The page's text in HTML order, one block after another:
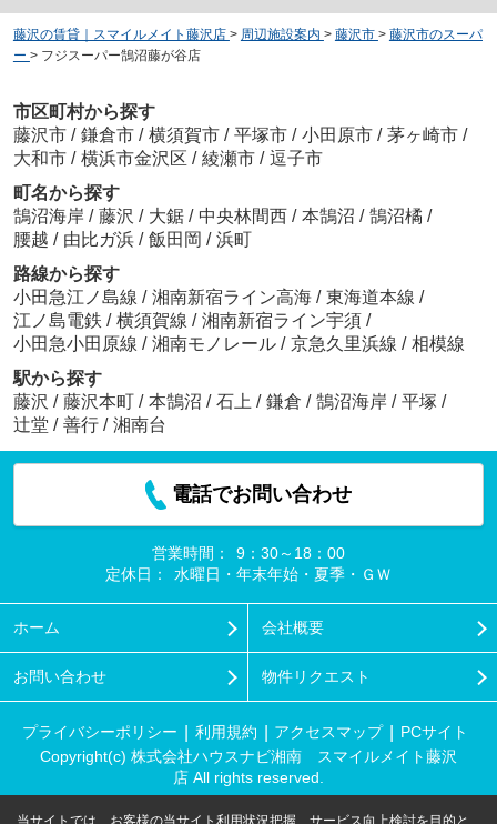
藤沢の賃貸｜スマイルメイト藤沢店 > 周辺施設案内 > 藤沢市 > 藤沢市のスーパ
ー > フジスーパー鵠沼藤が谷店
市区町村から探す
藤沢市 / 鎌倉市 / 横須賀市 / 平塚市 / 小田原市 / 茅ヶ崎市 /
大和市 / 横浜市金沢区 / 綾瀬市 / 逗子市
町名から探す
鵠沼海岸 / 藤沢 / 大鋸 / 中央林間西 / 本鵠沼 / 鵠沼橘 /
腰越 / 由比ガ浜 / 飯田岡 / 浜町
路線から探す
小田急江ノ島線 / 湘南新宿ライン高海 / 東海道本線 /
江ノ島電鉄 / 横須賀線 / 湘南新宿ライン宇須 /
小田急小田原線 / 湘南モノレール / 京急久里浜線 / 相模線
駅から探す
藤沢 / 藤沢本町 / 本鵠沼 / 石上 / 鎌倉 / 鵠沼海岸 / 平塚 /
辻堂 / 善行 / 湘南台
電話でお問い合わせ
営業時間：
9：30～18：00
定休日：
水曜日・年末年始・夏季・ＧＷ
ホーム 会社概要
お問い合わせ 物件リクエスト
プライバシーポリシー 利用規約 アクセスマップ
PCサイト
Copyright(c) 株式会社ハウスナビ湘南 スマイルメイト藤沢
店 All rights reserved.
当サイトでは、お客様の当サイト利用状況把握、サービス向上検討を目的と